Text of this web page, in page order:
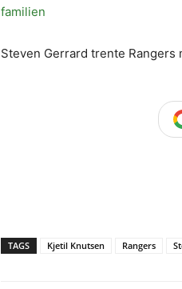
familien
Steven Gerrard trente Rangers
TAGS Kjetil Knutsen Rangers